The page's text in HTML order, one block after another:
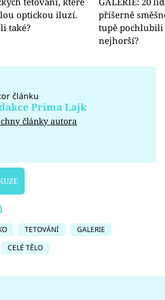
optickou iluzí.
také?
příšerně
tupě
nejhorší?
článku
Prima Lajk
články autora
TETOVÁNÍ
GALERIE
CELÉ TĚLO